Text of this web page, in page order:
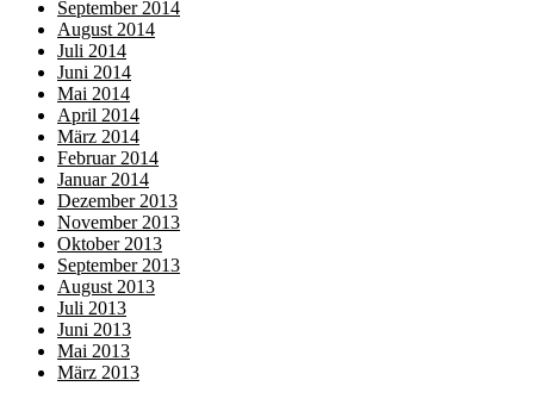
September 2014
August 2014
Juli 2014
Juni 2014
Mai 2014
April 2014
März 2014
Februar 2014
Januar 2014
Dezember 2013
November 2013
Oktober 2013
September 2013
August 2013
Juli 2013
Juni 2013
Mai 2013
März 2013